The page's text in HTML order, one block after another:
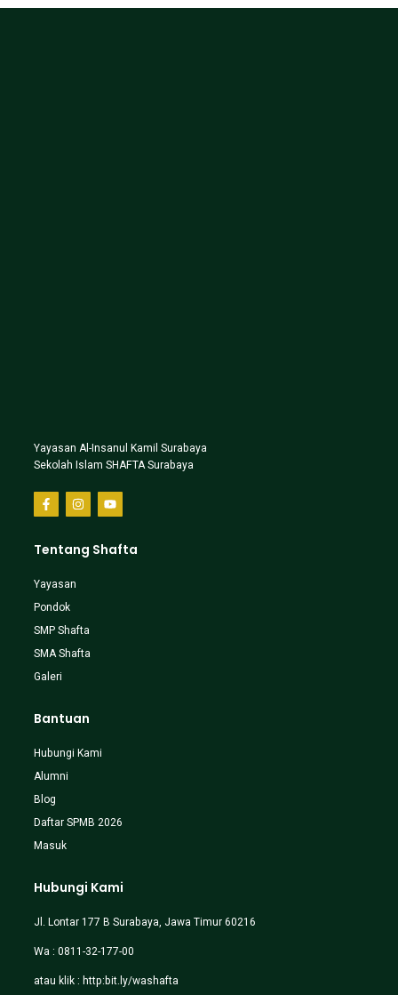
Yayasan Al-Insanul Kamil Surabaya
Sekolah Islam SHAFTA Surabaya
Tentang Shafta
Yayasan
Pondok
SMP Shafta
SMA Shafta
Galeri
Bantuan
Hubungi Kami
Alumni
Blog
Daftar SPMB 2026
Masuk
Hubungi Kami
Jl. Lontar 177 B Surabaya, Jawa Timur 60216
Wa : 0811-32-177-00
atau klik : http:bit.ly/washafta